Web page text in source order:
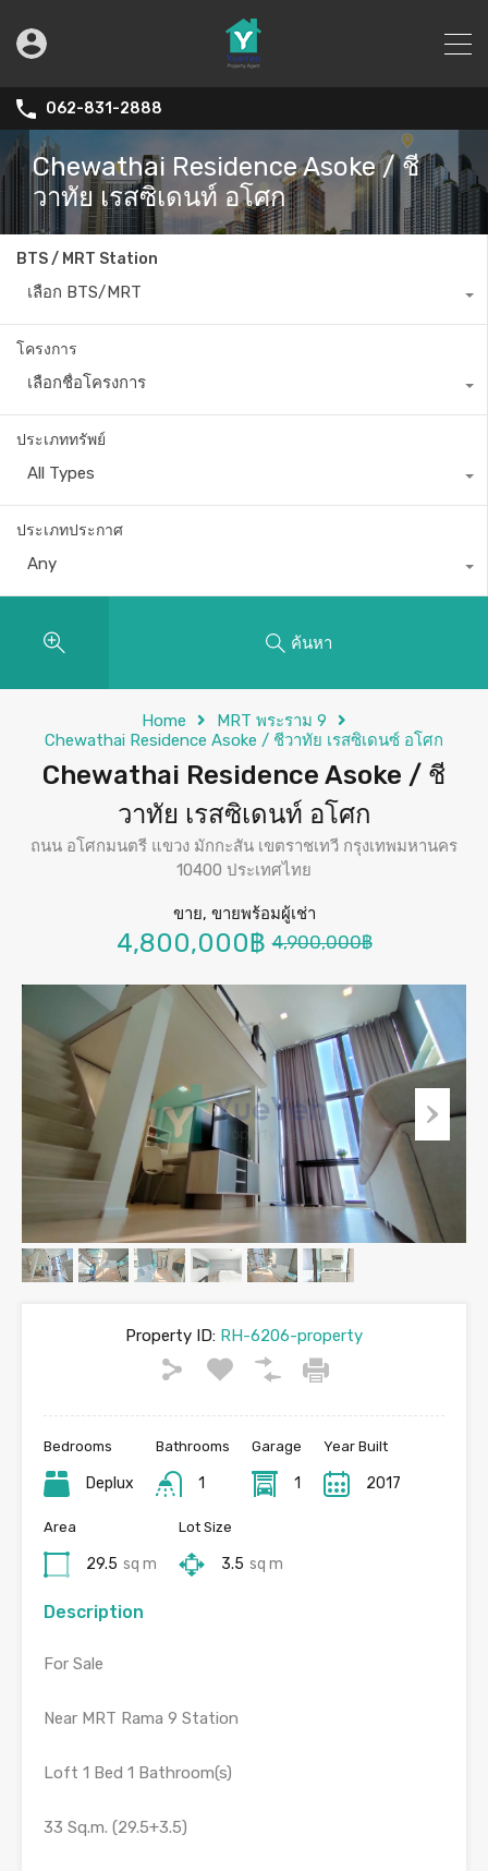
062-831-2888
Chewathai Residence Asoke / ชี
วาทัย เรสซิเดนท์ อโศก
BTS / MRT Station
เลือก BTS/MRT
โครงการ
เลือกชื่อโครงการ
ประเภททรัพย์
All Types
ประเภทประกาศ
Any
ค้นหา
Home
MRT พระราม 9
Chewathai Residence Asoke / ชีวาทัย เรสซิเดนซ์ อโศก
Chewathai Residence Asoke / ชี
วาทัย เรสซิเดนท์ อโศก
ถนน อโศกมนตรี แขวง มักกะสัน เขตราชเทวี กรุงเทพมหานคร
10400 ประเทศไทย
ขาย, ขายพร้อมผู้เช่า
4,800,000฿ 4,900,000฿
Property ID: RH-6206-property
Bedrooms
Deplux
Bathrooms
1
Garage
1
Year Built
2017
Area
29.5 sq m
Lot Size
3.5 sq m
Description
For Sale
Near MRT Rama 9 Station
Loft 1 Bed 1 Bathroom(s)
33 Sq.m. (29.5+3.5)